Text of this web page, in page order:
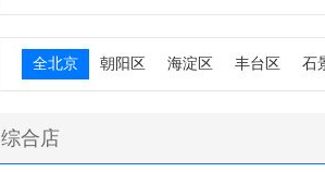
全北京 朝阳区 海淀区 丰台区 石
综合店